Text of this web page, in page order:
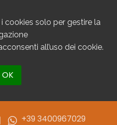
cookies solo per gestire la
all’uso dei cookie.
OK
+39 3400967029